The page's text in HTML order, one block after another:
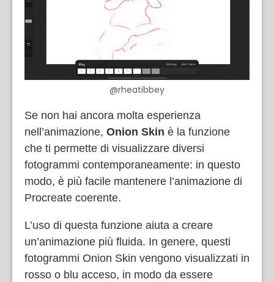
@rheatibbey
Se non hai ancora molta esperienza
nell’animazione, Onion Skin è la funzione
che ti permette di visualizzare diversi
fotogrammi contemporaneamente: in questo
modo, è più facile mantenere l’animazione di
Procreate coerente.
L’uso di questa funzione aiuta a creare
un’animazione più fluida. In genere, questi
fotogrammi Onion Skin vengono visualizzati in
rosso o blu acceso, in modo da essere